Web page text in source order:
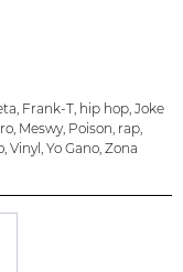
, Frank-T, hip hop, Joke
, Meswy, Poison, rap,
, Vinyl, Yo Gano, Zona